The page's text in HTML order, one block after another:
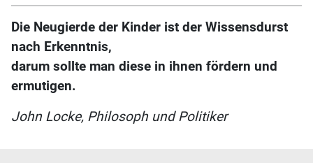
Die Neugierde der Kinder ist der Wissensdurst
nach Erkenntnis,
darum sollte man diese in ihnen fördern und
ermutigen.
John Locke, Philosoph und Politiker